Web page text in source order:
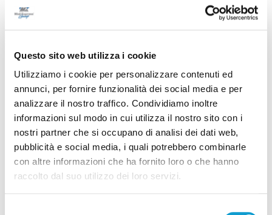
Questo sito web utilizza i cookie
Utilizziamo i cookie per personalizzare contenuti ed
annunci, per fornire funzionalità dei social media e per
analizzare il nostro traffico. Condividiamo inoltre
informazioni sul modo in cui utilizza il nostro sito con i
nostri partner che si occupano di analisi dei dati web,
pubblicità e social media, i quali potrebbero combinarle
con altre informazioni che ha fornito loro o che hanno
raccolto dal suo utilizzo dei loro servizi.
Samb-Lanciano 4-0, entrano Sgarbi e Perrotta
e cambia tutto, doppietta di Faggioli
di Pier Paolo Flammini